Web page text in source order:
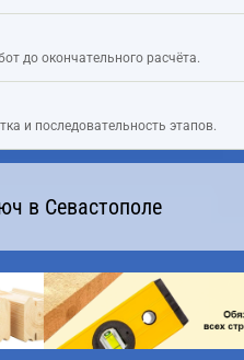
до окончательного расчёта.
и последовательность этапов.
в Севастополе